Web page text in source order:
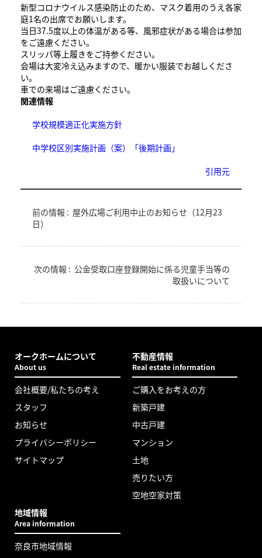
新型コロナウイルス感染防止のため、マスク着用のうえ各家
庭1名の出席でお願いします。
当日37.5度以上の体温がある等、風邪症状がある場合は参加
をご遠慮ください。
スリッパ等上履きをご持参ください。
会場は大変冷え込みますので、暖かい服装でお越しくださ
い。
車での来場はご遠慮ください。
関連情報
学校規模適正化実施方針
中学校区別実施計画（案）「後期計画」
引用元
前の情報 : 屋外広場ご利用中止のお知らせ（12月23
日）
次の情報 : 公金受取口座登録開始に係る児童手当等の
取扱いについて
オークホームについて
About us
会社概要/私たちの考え
スタッフ
お知らせ
プライバシーポリシー
サイトマップ
不動産情報
Real estate information
ご購入をお考えの方
新築戸建
中古戸建
マンション
土地
売りたい方
空地空家対策
地域情報
Area information
奈良市地域情報